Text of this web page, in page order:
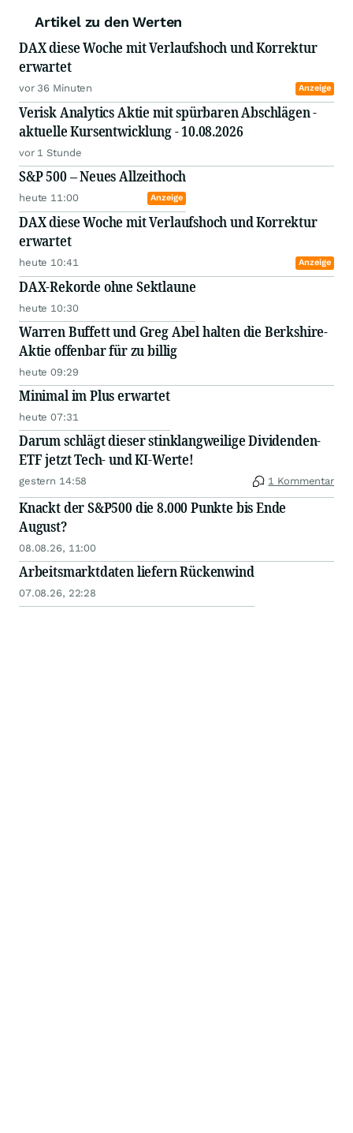
Artikel zu den Werten
DAX diese Woche mit Verlaufshoch und Korrektur
erwartet
vor 36 Minuten Anzeige
Verisk Analytics Aktie mit spürbaren Abschlägen -
aktuelle Kursentwicklung - 10.08.2026
vor 1 Stunde
S&P 500 – Neues Allzeithoch
heute 11:00 Anzeige
DAX diese Woche mit Verlaufshoch und Korrektur
erwartet
heute 10:41 Anzeige
DAX-Rekorde ohne Sektlaune
heute 10:30
Warren Buffett und Greg Abel halten die Berkshire-
Aktie offenbar für zu billig
heute 09:29
Minimal im Plus erwartet
heute 07:31
Darum schlägt dieser stinklangweilige Dividenden-
ETF jetzt Tech- und KI-Werte!
gestern 14:58 1 Kommentar
Knackt der S&P500 die 8.000 Punkte bis Ende
August?
08.08.26, 11:00
Arbeitsmarktdaten liefern Rückenwind
07.08.26, 22:28